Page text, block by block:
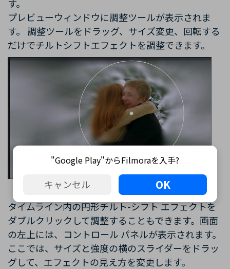
す。
プレビューウィンドウに調整ツールが表示されま
す。 調整ツールをドラッグ、サイズ変更、回転する
だけでチルトシフトエフェクトを調整できます。
タイムライン内の円形チルト-シフト エフェクトを
ダブルクリックして調整することもできます。画面
の左上には、コントロール パネルが表示されます。
ここでは、サイズと強度の横のスライダーをドラッ
グして、エフェクトの見え方を変更します。
"Google Play"からFilmoraを入手?
キャンセル OK